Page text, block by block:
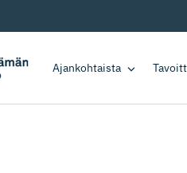
Ajankohtaista